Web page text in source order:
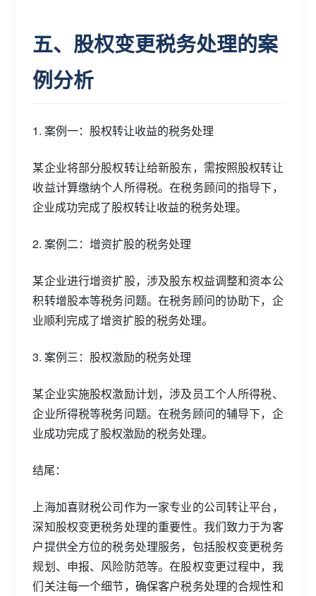
五、股权变更税务处理的案
例分析
1. 案例一：股权转让收益的税务处理
某企业将部分股权转让给新股东，需按照股权转让
收益计算缴纳个人所得税。在税务顾问的指导下，
企业成功完成了股权转让收益的税务处理。
2. 案例二：增资扩股的税务处理
某企业进行增资扩股，涉及股东权益调整和资本公
积转增股本等税务问题。在税务顾问的协助下，企
业顺利完成了增资扩股的税务处理。
3. 案例三：股权激励的税务处理
某企业实施股权激励计划，涉及员工个人所得税、
企业所得税等税务问题。在税务顾问的辅导下，企
业成功完成了股权激励的税务处理。
结尾：
上海加喜财税公司作为一家专业的公司转让平台，
深知股权变更税务处理的重要性。我们致力于为客
户提供全方位的税务处理服务，包括股权变更税务
规划、申报、风险防范等。在股权变更过程中，我
们关注每一个细节，确保客户税务处理的合规性和